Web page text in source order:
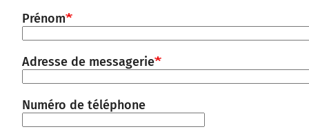
Prénom
Adresse de messagerie
Numéro de téléphone